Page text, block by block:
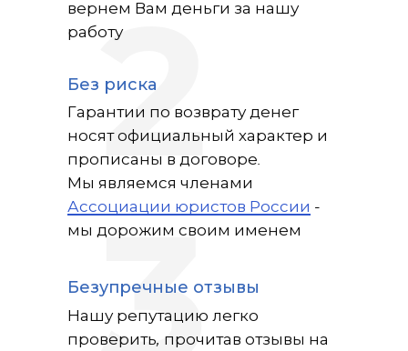
3
2
Без риска
Безупречные отзывы
вернем Вам деньги за нашу
работу
Гарантии по возврату денег
носят официальный характер и
прописаны в договоре.
Мы являемся членами
Ассоциации юристов России -
мы дорожим своим именем
Нашу репутацию легко
проверить, прочитав отзывы на